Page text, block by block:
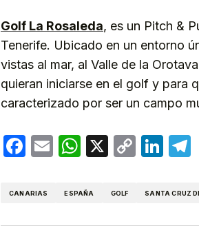
Golf La Rosaleda, es un Pitch &
Tenerife. Ubicado en un entorno
vistas al mar, al Valle de la
quieran iniciarse en el golf y para
caracterizado por ser un campo
Facebook
EmailWhatsApp
X
Copy
CANARIAS ESPAÑA GOLF SANTA CRUZ